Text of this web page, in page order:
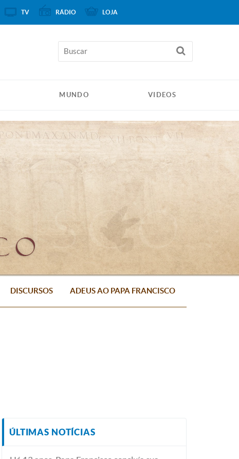
MUNDO VIDEOS
DISCURSOS ADEUS AO PAPA FRANCISCO
ÚLTIMAS NOTÍCIAS
TV RÁDIO LOJA